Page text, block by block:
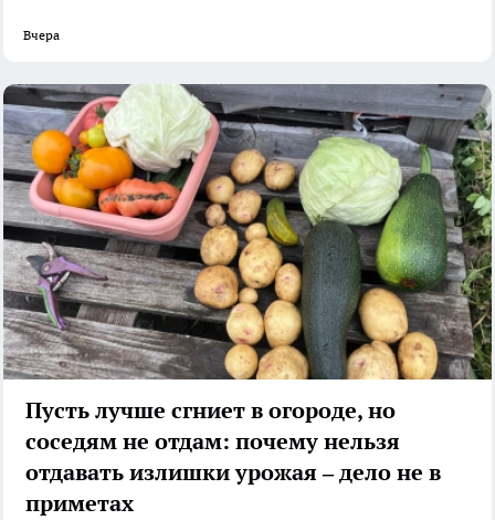
Вчера
Пусть лучше сгниет в огороде, но
соседям не отдам: почему нельзя
отдавать излишки урожая – дело не в
приметах